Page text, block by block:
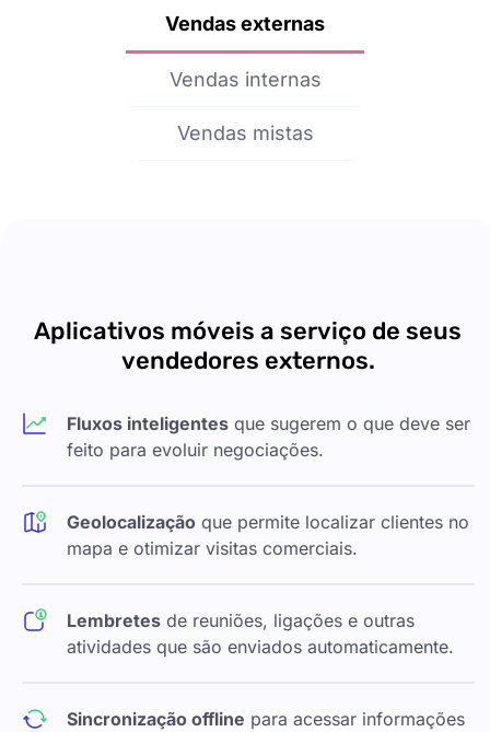
Vendas externas
Vendas internas
Vendas mistas
Aplicativos móveis a serviço de seus
vendedores externos.
Fluxos inteligentes que sugerem o que deve ser
feito para evoluir negociações.
Geolocalização que permite localizar clientes no
mapa e otimizar visitas comerciais.
Lembretes de reuniões, ligações e outras
atividades que são enviados automaticamente.
Sincronização offline para acessar informações